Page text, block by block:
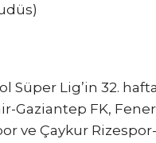
Süper Lig’in 32.
Gaziantep FK,
ve Çaykur